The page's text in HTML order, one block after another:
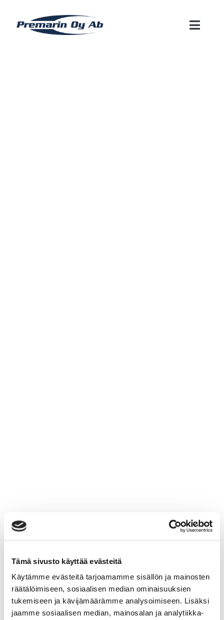
Tämä sivusto käyttää evästeitä
Käytämme evästeitä tarjoamamme sisällön ja mainosten
räätälöimiseen, sosiaalisen median ominaisuuksien
tukemiseen ja kävijämäärämme analysoimiseen. Lisäksi
jaamme sosiaalisen median, mainosalan ja analytiikka-